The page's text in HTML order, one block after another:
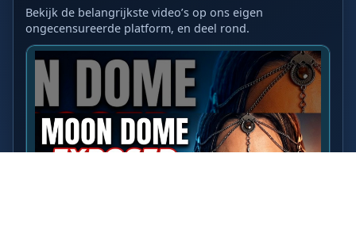
Bekijk de belangrijkste video’s op ons eigen
ongecensureerde platform, en deel rond.